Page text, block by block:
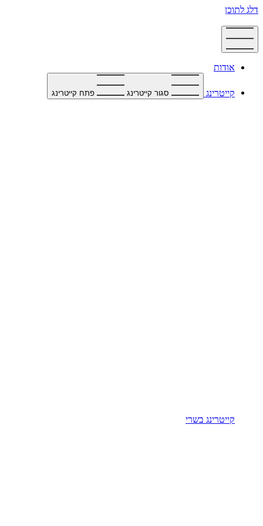
דלג לתוכן
אודות
קייטרינג סגור קייטרינג פתח קייטרינג
קייטרינג בשרי